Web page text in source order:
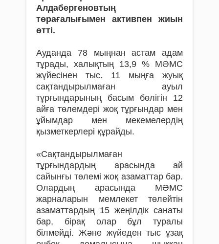
Алдабергеновтың
төрағалығымен активпен жиын
өтті.
Ауданда 78 мыңнан астам адам
тұрады, халықтың 13,9 % МӘМС
жүйесінен тыс. 11 мыңға жуық
сақтандырылмаған ауыл
тұрғындарының басым бөлігін 12
айға төлемдері жоқ тұрғындар мен
ұйымдар мен мекемелердің
қызметкерлері құрайды.
«Сақтандырылмаған
тұрғындардың арасында ай
сайынғы төлемі жоқ азаматтар бар.
Олардың арасында МӘМС
жарналарын мемлекет төлейтін
азаматтардың 15 жеңілдік санаты
бар, бірақ олар бұл туралы
білмейді. Және жүйеден тыс ұзақ